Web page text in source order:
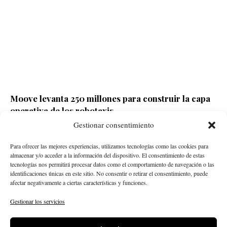
Gestionar consentimiento
Para ofrecer las mejores experiencias, utilizamos tecnologías como las cookies para
almacenar y/o acceder a la información del dispositivo. El consentimiento de estas
tecnologías nos permitirá procesar datos como el comportamiento de navegación o las
identificaciones únicas en este sitio. No consentir o retirar el consentimiento, puede
afectar negativamente a ciertas características y funciones.
Gestionar los servicios
Moove levanta 250 millones para construir la capa
operativa de los robotaxis
Hace 14 horas